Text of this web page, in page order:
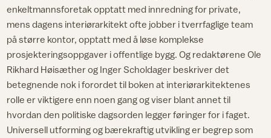
enkeltmannsforetak opptatt med innredning for private,
mens dagens interiørarkitekt ofte jobber i tverrfaglige team
på større kontor, opptatt med å løse komplekse
prosjekteringsoppgaver i offentlige bygg. Og redaktørene Ole
Rikhard Høisæther og Inger Scholdager beskriver det
betegnende nok i forordet til boken at interiørarkitektenes
rolle er viktigere enn noen gang og viser blant annet til
hvordan den politiske dagsorden legger føringer for i faget.
Universell utforming og bærekraftig utvikling er begrep som